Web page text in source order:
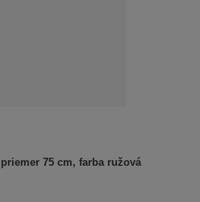
75 cm, farba ružová